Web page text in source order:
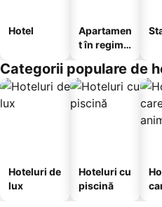
Hotel
Apartamen
t în regim
Categorii populare de
Hoteluri de
lux
Hoteluri cu
piscină